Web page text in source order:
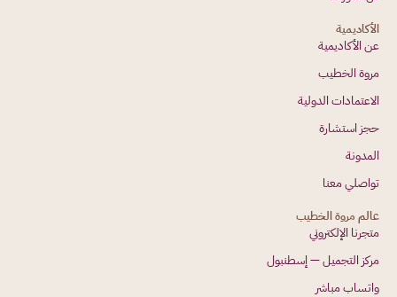
الأكاديمية
عن الأكاديمية
مروة الخطيب
الاعتمادات الدولية
حجز استشارة
المدونة
تواصلي معنا
عالم مروة الخطيب
متجرنا الإلكتروني
مركز التجميل — إسطنبول
واتساب مباشر